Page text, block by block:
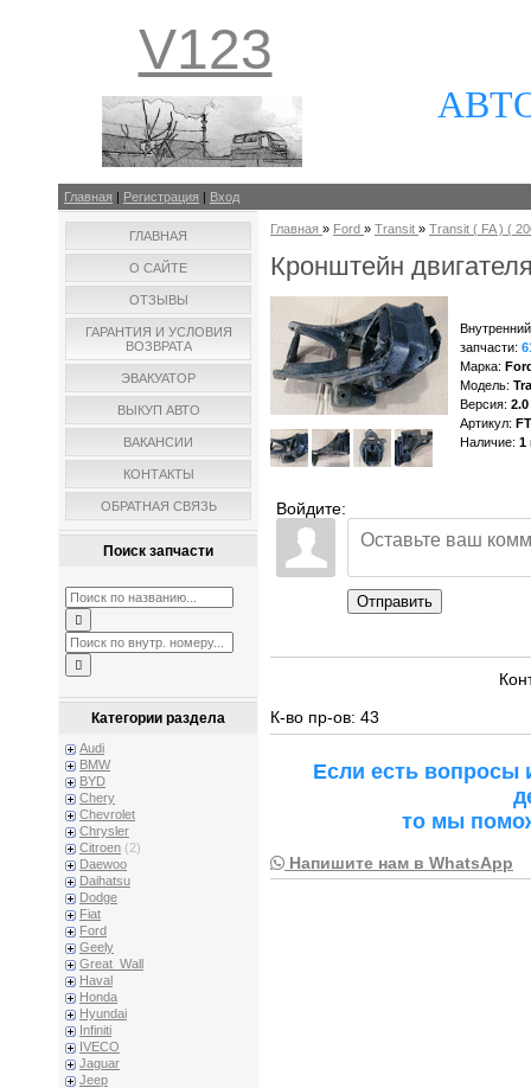
V123
Главная | Регистрация | Вход
ГЛАВНАЯ
О САЙТЕ
ОТЗЫВЫ
ГАРАНТИЯ И УСЛОВИЯ
ВОЗВРАТА
ЭВАКУАТОР
ВЫКУП АВТО
ВАКАНСИИ
КОНТАКТЫ
ОБРАТНАЯ СВЯЗЬ
Поиск запчасти
Категории раздела
Audi
BMW
BYD
Chery
Chevrolet
Chrysler
Citroen (2)
Daewoo
Daihatsu
Dodge
Fiat
Ford
Geely
Great_Wall
Haval
Honda
Hyundai
Infiniti
IVECO
Jaguar
Jeep
Главная » Ford » Transit » Transit ( FA ) (
Кронштейн
запчасти:
Марка:
Модель:
Версия:
Артикул:
Наличие: 1
Войдите:
Отправить
К-во пр-ов: 43
Если есть
то мы
Напишите нам в WhatsApp